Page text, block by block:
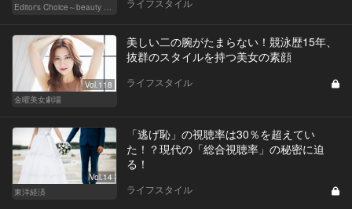
Editor's Choice～beauty & wellness～ ライフスタイル
Vol.118
金曜美女劇場
美しい二の腕がたまらない！競泳歴15年、
抜群のスタイルを持つ美女の素顔
ライフスタイル
Vol.14
東洋経済
「逃げ恥」の視聴率は30％を超えてい
た！？現代の「総合視聴率」の秘密に迫
る！
ライフスタイル